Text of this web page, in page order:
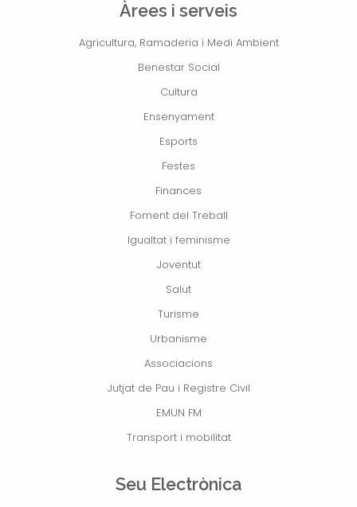
Àrees i serveis
Agricultura, Ramaderia i Medi Ambient
Benestar Social
Cultura
Ensenyament
Esports
Festes
Finances
Foment del Treball
Igualtat i feminisme
Joventut
Salut
Turisme
Urbanisme
Associacions
Jutjat de Pau i Registre Civil
EMUN FM
Transport i mobilitat
Seu Electrònica